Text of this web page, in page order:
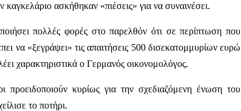
ασκήθηκαν «πιέσεις» για να συναινέσει.
πολλές φορές στο παρελθόν ότι σε περίπτωση που
να «ξεγράψει» τις απαιτήσεις 500 δισεκατομμυρίων ευρώ
χαρακτηριστικά ο Γερμανός οικονομολόγος.
προειδοποιούν κυρίως για την σχεδιαζόμενη ένωση του
το ποτήρι.